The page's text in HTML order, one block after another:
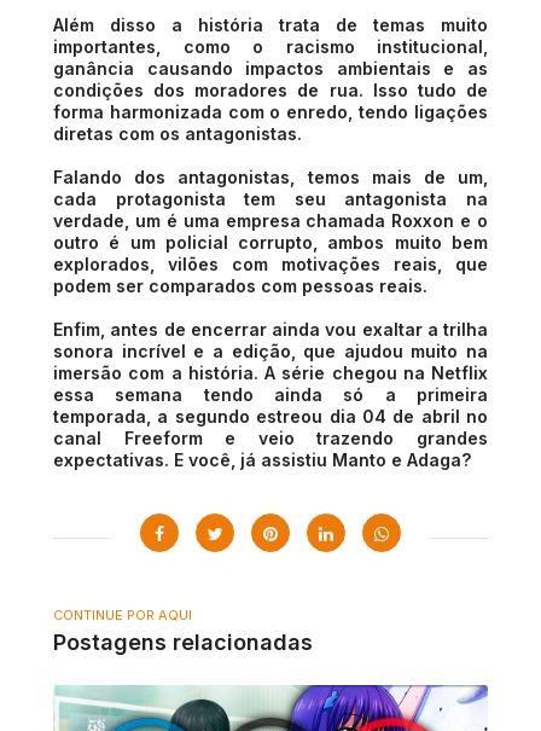
Além disso a história trata de temas muito
importantes, como o racismo institucional,
ganância causando impactos ambientais e as
condições dos moradores de rua. Isso tudo de
forma harmonizada com o enredo, tendo ligações
diretas com os antagonistas.
Falando dos antagonistas, temos mais de um,
cada protagonista tem seu antagonista na
verdade, um é uma empresa chamada Roxxon e o
outro é um policial corrupto, ambos muito bem
explorados, vilões com motivações reais, que
podem ser comparados com pessoas reais.
Enfim, antes de encerrar ainda vou exaltar a trilha
sonora incrível e a edição, que ajudou muito na
imersão com a história. A série chegou na Netflix
essa semana tendo ainda só a primeira
temporada, a segundo estreou dia 04 de abril no
canal Freeform e veio trazendo grandes
expectativas. E você, já assistiu Manto e Adaga?
CONTINUE POR AQUI
Postagens relacionadas